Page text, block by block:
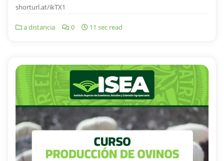
shorturl.at/ikTX1
a distancia 0 11 sec read